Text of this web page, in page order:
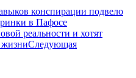
конспирации подвело
в Пафосе
реальности и хотят
жизниСледующая